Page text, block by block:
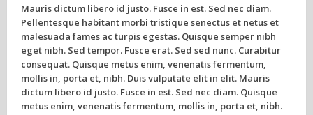
Mauris dictum libero id justo. Fusce in est. Sed nec diam.
Pellentesque habitant morbi tristique senectus et netus et
malesuada fames ac turpis egestas. Quisque semper nibh
eget nibh. Sed tempor. Fusce erat. Sed sed nunc. Curabitur
consequat. Quisque metus enim, venenatis fermentum,
mollis in, porta et, nibh. Duis vulputate elit in elit. Mauris
dictum libero id justo. Fusce in est. Sed nec diam. Quisque
metus enim, venenatis fermentum, mollis in, porta et, nibh.